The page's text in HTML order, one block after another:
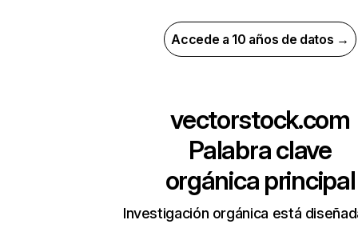
Accede a 10 años de datos →
vectorstock.com
Palabra clave
orgánica principal
Investigación orgánica está